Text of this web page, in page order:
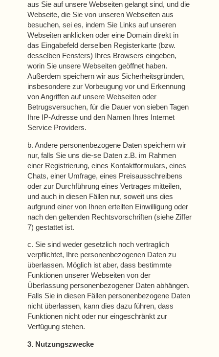
aus Sie auf unsere Webseiten gelangt sind, und die
Webseite, die Sie von unseren Webseiten aus
besuchen, sei es, indem Sie Links auf unseren
Webseiten anklicken oder eine Domain direkt in
das Eingabefeld derselben Registerkarte (bzw.
desselben Fensters) Ihres Browsers eingeben,
worin Sie unsere Webseiten geöffnet haben.
Außerdem speichern wir aus Sicherheitsgründen,
insbesondere zur Vorbeugung vor und Erkennung
von Angriffen auf unsere Webseiten oder
Betrugsversuchen, für die Dauer von sieben Tagen
Ihre IP-Adresse und den Namen Ihres Internet
Service Providers.
b. Andere personenbezogene Daten speichern wir
nur, falls Sie uns die-se Daten z.B. im Rahmen
einer Registrierung, eines Kontaktformulars, eines
Chats, einer Umfrage, eines Preisausschreibens
oder zur Durchführung eines Vertrages mitteilen,
und auch in diesen Fällen nur, soweit uns dies
aufgrund einer von Ihnen erteilten Einwilligung oder
nach den geltenden Rechtsvorschriften (siehe Ziffer
7) gestattet ist.
c. Sie sind weder gesetzlich noch vertraglich
verpflichtet, Ihre personenbezogenen Daten zu
überlassen. Möglich ist aber, dass bestimmte
Funktionen unserer Webseiten von der
Überlassung personenbezogener Daten abhängen.
Falls Sie in diesen Fällen personenbezogene Daten
nicht überlassen, kann dies dazu führen, dass
Funktionen nicht oder nur eingeschränkt zur
Verfügung stehen.
3. Nutzungszwecke